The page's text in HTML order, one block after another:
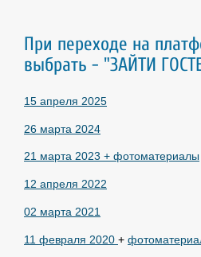
При переходе на
выбрать - "ЗАЙТИ
15 апреля 2025
26 марта 2024
21 марта 2023 + фотоматериалы
12 апреля 2022
02 марта 2021
11 февраля 2020 +